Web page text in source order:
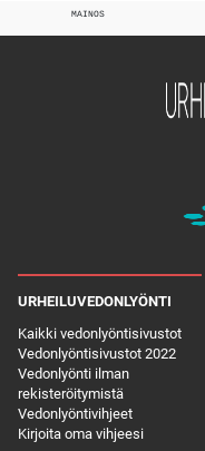
MAINOS
URHEILUVEDONLYÖNTI
Kaikki vedonlyöntisivustot
Vedonlyöntisivustot 2022
Vedonlyönti ilman
rekisteröitymistä
Vedonlyöntivihjeet
Kirjoita oma vihjeesi